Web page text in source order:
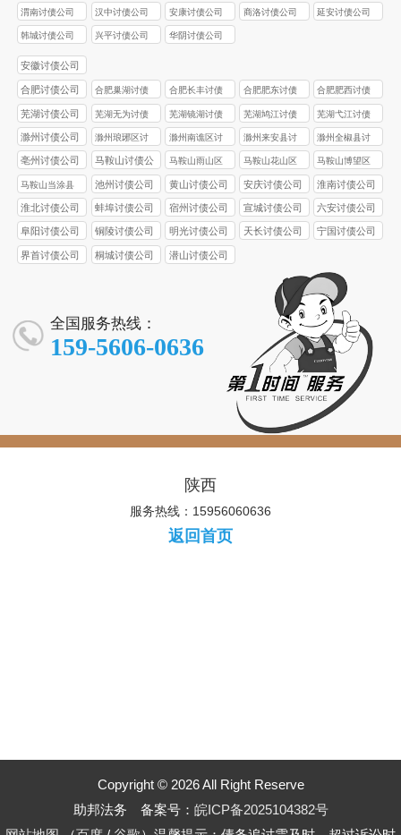
渭南讨债公司 汉中讨债公司 安康讨债公司 商洛讨债公司 延安讨债公司
韩城讨债公司 兴平讨债公司 华阴讨债公司
安徽讨债公司
合肥讨债公司
合肥巢湖讨债
公司
合肥长丰讨债
公司
合肥肥东讨债
公司
合肥肥西讨债
公司
芜湖讨债公司
芜湖无为讨债
公司
芜湖镜湖讨债
公司
芜湖鸠江讨债
公司
芜湖弋江讨债
公司
滁州讨债公司
滁州琅琊区讨
债公司
滁州南谯区讨
债公司
滁州来安县讨
债公司
滁州全椒县讨
债公司
亳州讨债公司
马鞍山讨债公
司
马鞍山雨山区
讨债公司
马鞍山花山区
讨债公司
马鞍山博望区
讨债公司
马鞍山当涂县
讨债公司
池州讨债公司 黄山讨债公司 安庆讨债公司 淮南讨债公司
淮北讨债公司 蚌埠讨债公司 宿州讨债公司 宣城讨债公司 六安讨债公司
阜阳讨债公司 铜陵讨债公司 明光讨债公司 天长讨债公司 宁国讨债公司
界首讨债公司 桐城讨债公司 潜山讨债公司
全国服务热线：
159-5606-0636
陕西
服务热线：15956060636
返回首页
Copyright © 2026 All Right Reserve
助邦法务 备案号： 皖ICP备2025104382号